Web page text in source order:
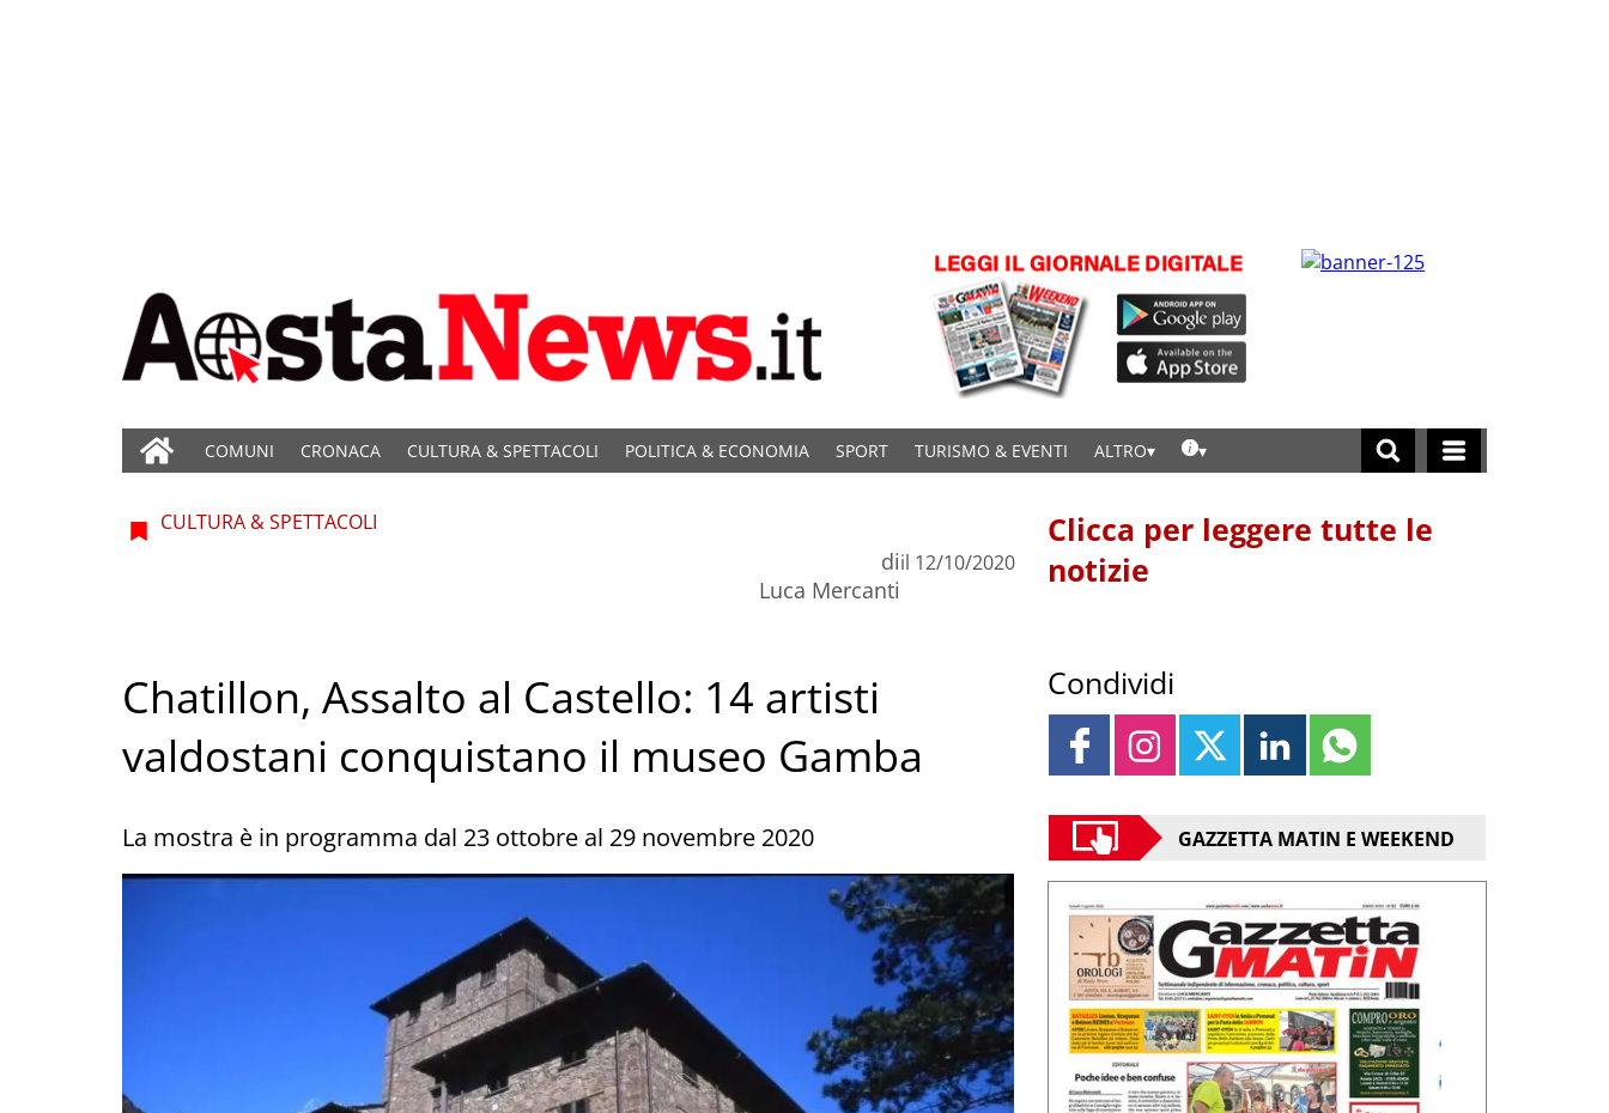
COMUNI CRONACA CULTURA & SPETTACOLI POLITICA & ECONOMIA SPORT TURISMO & EVENTI ALTRO
CULTURA & SPETTACOLI
di
Luca Mercanti
il 12/10/2020
Chatillon, Assalto al Castello: 14 artisti
valdostani conquistano il museo Gamba
La mostra è in programma dal 23 ottobre al 29 novembre 2020
Clicca per leggere tutte le
notizie
Condividi
GAZZETTA MATIN E WEEKEND